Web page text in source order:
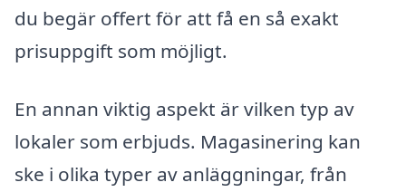
du begär offert för att få en så exakt
prisuppgift som möjligt.
En annan viktig aspekt är vilken typ av
lokaler som erbjuds. Magasinering kan
ske i olika typer av anläggningar, från